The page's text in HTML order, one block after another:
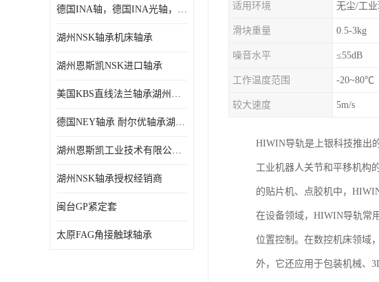
德国INA进口轴承
德国INA轴，德国INA光轴，德国依纳光轴
湖州NSK轴承机床轴承
湖州恩斯凯NSK进口轴承
美国KBS直线法兰轴承湖州KBS轴承
德国NEY轴承 耐尔优轴承湖州代理商
湖州恩斯凯工业技术有限公司NSK轴承*经销商
湖州NSK轴承授权经销商
闽台GP紧定套
太原FAG角接触球轴承
适用环境 无尘/工业
滑块重量 0.5-3kg
噪音水平 ≤55dB
工作温度范围 -20~80℃
较大速度 5m/s
HIWIN导轨是上银科技推出
工业机器人关节和平移机构
的贴片机、点胶机中，
在设备领域，HIWIN导轨常
位置控制。在数控机床领域
外，它还应用于包装机械、